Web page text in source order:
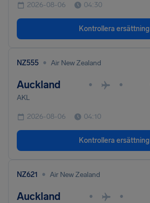
2026-08-06 04:30
Kontrollera ersättning
NZ555 • Air New Zealand
Auckland • •
AKL
2026-08-06 04:10
Kontrollera ersättning
NZ621 • Air New Zealand
Auckland • •